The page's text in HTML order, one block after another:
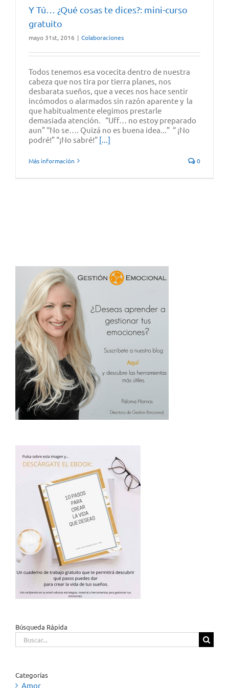
Y Tú… ¿Qué cosas te dices?: mini-curso
gratuito
mayo 31st, 2016 | Colaboraciones
Todos tenemos esa vocecita dentro de nuestra
cabeza que nos tira por tierra planes, nos
desbarata sueños, que a veces nos hace sentir
incómodos o alarmados sin razón aparente y la
que habitualmente elegimos prestarle
demasiada atención. “Uff… no estoy preparado
aun” “No se…. Quizá no es buena idea...” “ ¡No
podré!” “¡No sabré!” [...]
Más información 0
Búsqueda Rápida
Buscar:
Categorías
Amor